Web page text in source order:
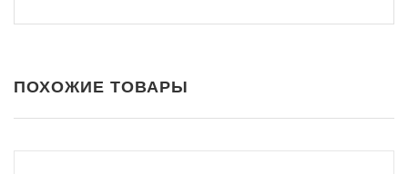
ПОХОЖИЕ ТОВАРЫ